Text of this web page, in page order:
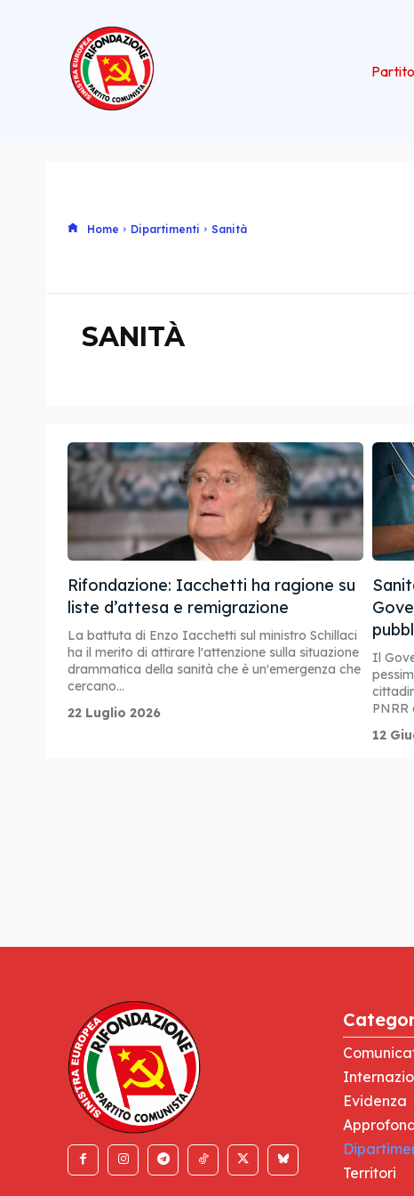
Partito
Home Dipartimenti Sanità
SANITÀ
Rifondazione: Iacchetti ha ragione su
liste d’attesa e remigrazione
La battuta di Enzo Iacchetti sul ministro Schillaci
ha il merito di attirare l'attenzione sulla situazione
drammatica della sanità che è un'emergenza che
cercano...
22 Luglio 2026
Il
PNRR
12
Evidenza
Territori